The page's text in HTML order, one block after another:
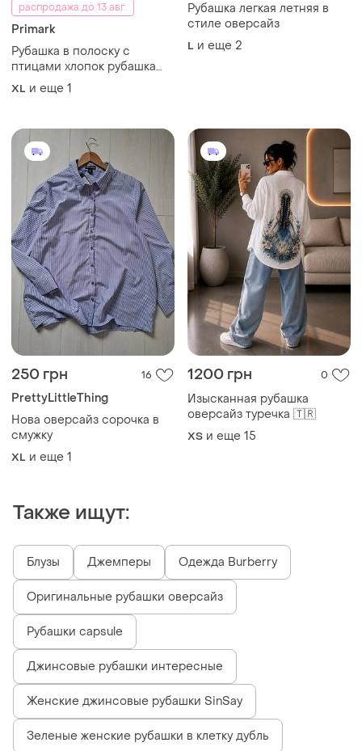
распродажа до 13 авг.
Primark
Рубашка в полоску с
птицами хлопок рубашка
рубашка в полоску с
птичками хлопок коттон
XL и еще 1
Рубашка легкая летняя в
стиле оверсайз
L и еще 2
250 грн 16
PrettyLittleThing
Нова оверсайз сорочка в
смужку
XL и еще 1
1200 грн 0
Изысканная рубашка
оверсайз туречка 🇹🇷
ХS и еще 15
Также ищут:
Блузы Джемперы Одежда Burberry
Оригинальные рубашки оверсайз
Рубашки capsule
Джинсовые рубашки интересные
Женские джинсовые рубашки SinSay
Зеленые женские рубашки в клетку дубль